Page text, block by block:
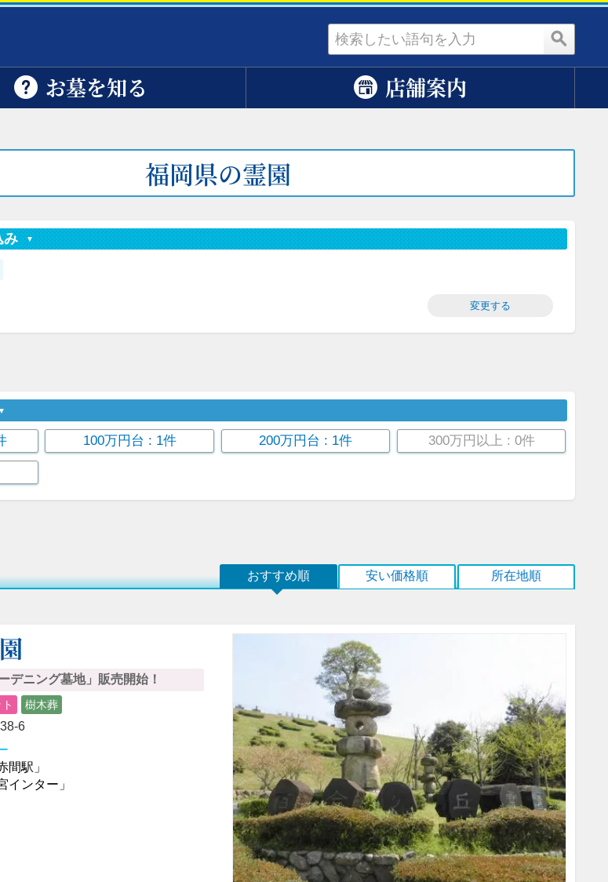
お墓を知る 店舗案内
福岡県の霊園
み
変更する
100万円台 : 1件 200万円台 : 1件 300万円以上 : 0件
所在地順
安い価格順
おすすめ順
デニング墓地」販売開始！
樹木葬
6
間駅」
インター」